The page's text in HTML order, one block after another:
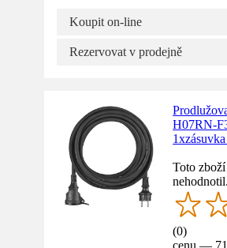
Koupit on-line
Rezervovat v prodejně
H07RN-
Toto
nehodnotil.
(0)
cenu —